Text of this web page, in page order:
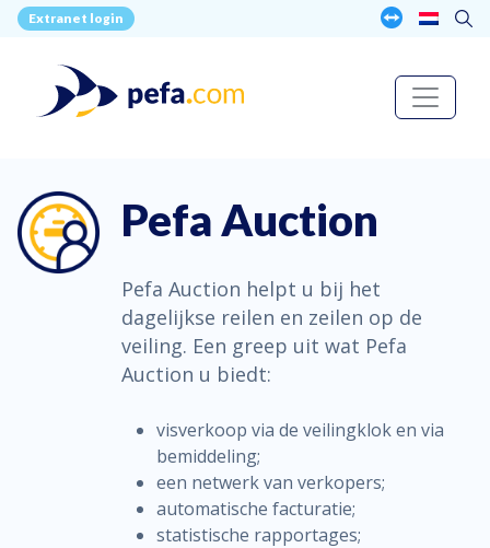
Extranet login
Pefa Auction
Pefa Auction helpt u bij het
dagelijkse reilen en zeilen op de
veiling. Een greep uit wat Pefa
Auction u biedt:
visverkoop via de veilingklok en via
bemiddeling;
een netwerk van verkopers;
automatische facturatie;
statistische rapportages;